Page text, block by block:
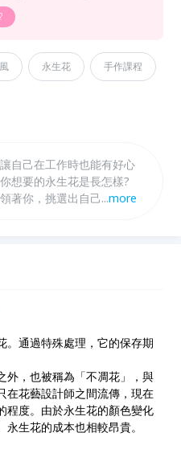
永生花 手作課程
自己在工作時也能有好心
想要的永生花是長怎樣?
著你，挑選出自己喜歡的
...more
。通過特殊處理，它的保存期
外，也被稱為「不凋花」，與
在花藝設計師之間流傳，現在
程度。由於永生花的顏色變化
生花的成本也相較昂貴。